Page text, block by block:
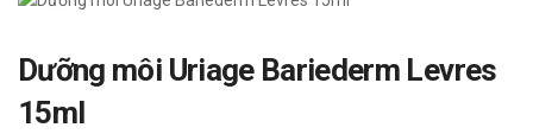
Dưỡng môi Uriage Bariederm Levres
15ml